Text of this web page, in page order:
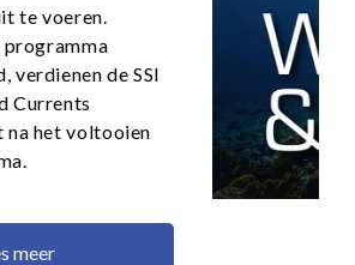
te voeren.
verdienen de SSI
Currents
het voltooien
meer